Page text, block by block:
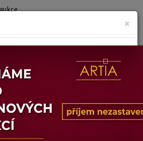
SIGNOVÁNA
povrchovou úpravou, signováno zespodu
20:06 SELČ
×